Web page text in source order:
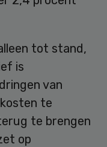
tot stand,
is
van
te
te brengen
op